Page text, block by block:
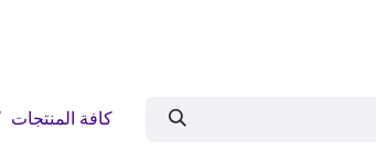
كافة المنتجات